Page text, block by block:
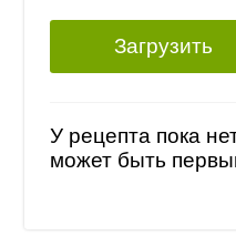
Загрузить
У рецепта пока
может быть